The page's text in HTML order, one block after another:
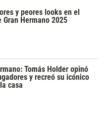
y peores looks en el
Gran Hermano 2025
Tomás Holder opinó
y recreó su icónico
casa